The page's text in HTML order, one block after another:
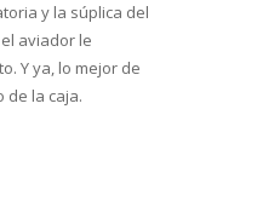
y la súplica del
aviador le
Y ya, lo mejor de
de la caja.